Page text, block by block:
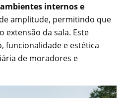
ambientes internos e
amplitude, permitindo que
extensão da sala. Este
funcionalidade e estética
de moradores e